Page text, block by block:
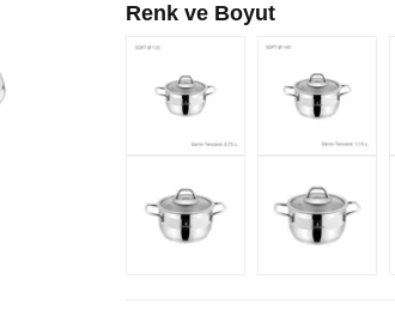
Renk ve Boyut